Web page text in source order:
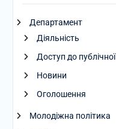
Департамент
Діяльність
Доступ до
Новини
Оголошення
Молодіжна політика